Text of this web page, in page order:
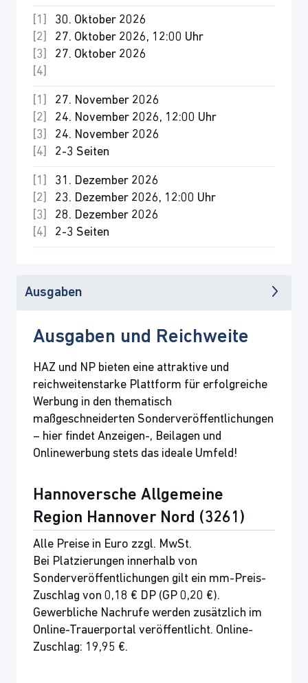
30. Oktober 2026
27. Oktober 2026, 12:00 Uhr
27. Oktober 2026
27. November 2026
24. November 2026, 12:00 Uhr
24. November 2026
2-3 Seiten
31. Dezember 2026
23. Dezember 2026, 12:00 Uhr
28. Dezember 2026
2-3 Seiten
Ausgaben
Ausgaben und Reichweite
HAZ und NP bieten eine attraktive und
reichweitenstarke Plattform für erfolgreiche
Werbung in den thematisch
maßgeschneiderten Sonderveröffentlichungen
– hier findet Anzeigen-, Beilagen und
Onlinewerbung stets das ideale Umfeld!
Hannoversche Allgemeine
Region Hannover Nord (3261)
Alle Preise in Euro zzgl. MwSt.
Bei Platzierungen innerhalb von
Sonderveröffentlichungen gilt ein mm-Preis-
Zuschlag von 0,18 € DP (GP 0,20 €).
Gewerbliche Nachrufe werden zusätzlich im
Online-Trauerportal veröffentlicht. Online-
Zuschlag: 19,95 €.